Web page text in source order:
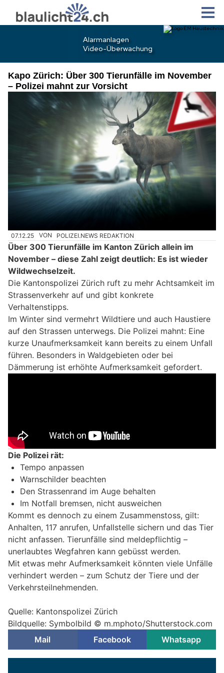
Kapo Zürich: Über 300 Tierunfälle im November
– Polizei mahnt zur Vorsicht
07.12.25 VON POLIZEI.NEWS REDAKTION
Über 300 Tierunfälle im Kanton Zürich allein im
November – diese Zahl zeigt deutlich: Es ist wieder
Wildwechselzeit.
Die Kantonspolizei Zürich ruft zu mehr Achtsamkeit im
Strassenverkehr auf und gibt konkrete
Verhaltenstipps.
Im Winter sind vermehrt Wildtiere und auch Haustiere
auf den Strassen unterwegs. Die Polizei mahnt: Eine
kurze Unaufmerksamkeit kann bereits zu einem Unfall
führen. Besonders in Waldgebieten oder bei
Dämmerung ist erhöhte Aufmerksamkeit gefordert.
Die Polizei rät:
Tempo anpassen
Warnschilder beachten
Den Strassenrand im Auge behalten
Im Notfall bremsen, nicht ausweichen
Kommt es dennoch zu einem Zusammenstoss, gilt:
Anhalten, 117 anrufen, Unfallstelle sichern und das Tier
nicht anfassen. Tierunfälle sind meldepflichtig –
unerlaubtes Wegfahren kann gebüsst werden.
Mit etwas mehr Aufmerksamkeit könnten viele Unfälle
verhindert werden – zum Schutz der Tiere und der
Verkehrsteilnehmenden.
Quelle: Kantonspolizei Zürich
Bildquelle: Symbolbild © m.mphoto/Shutterstock.com
Mail
Facebook Whatsapp